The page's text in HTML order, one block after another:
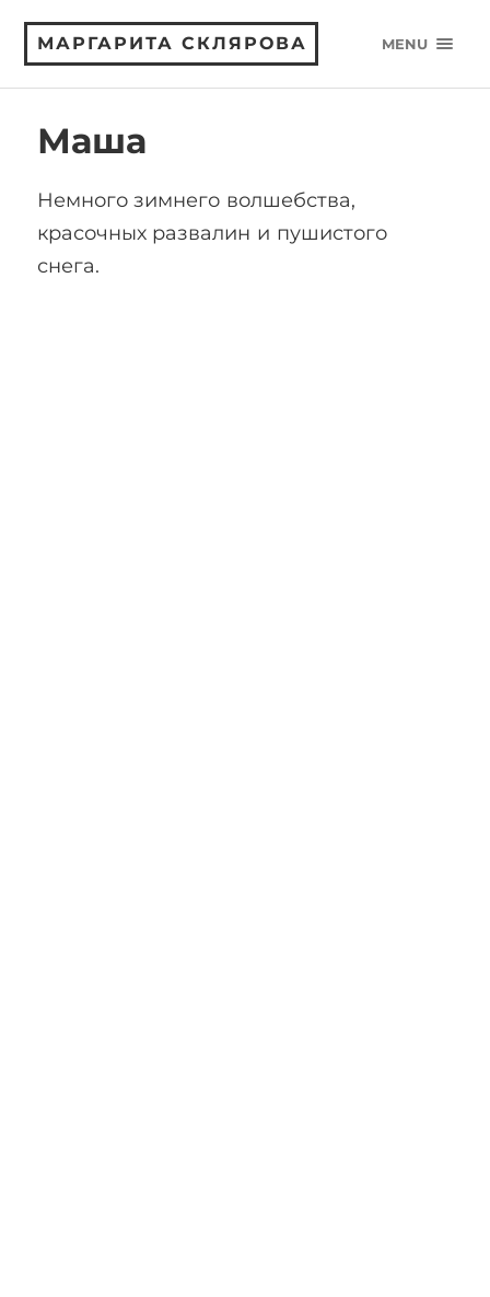
МАРГАРИТА СКЛЯРОВА MENU
Маша
Немного зимнего волшебства,
красочных развалин и пушистого
снега.